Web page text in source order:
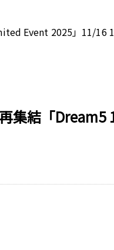
Event 2025」11/
集結「